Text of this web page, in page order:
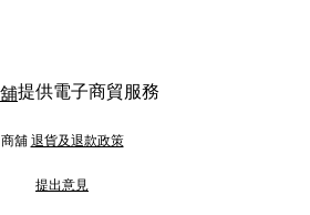
提供電子商貿服務
商舖 退貨及退款政策
提出意見